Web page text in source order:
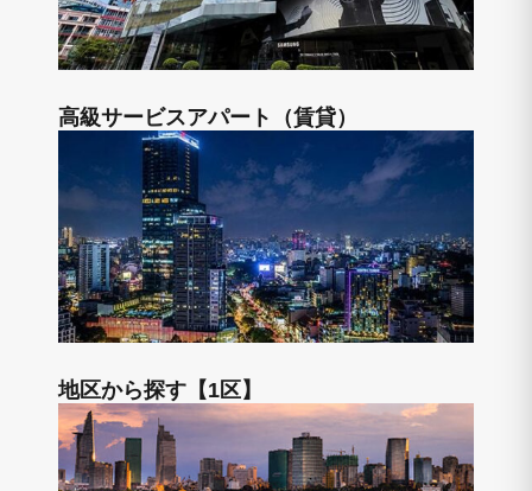
高級サービスアパート（賃貸）
地区から探す【1区】